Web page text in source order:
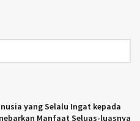
yang Selalu Ingat kepada
Manfaat Seluas-luasnya